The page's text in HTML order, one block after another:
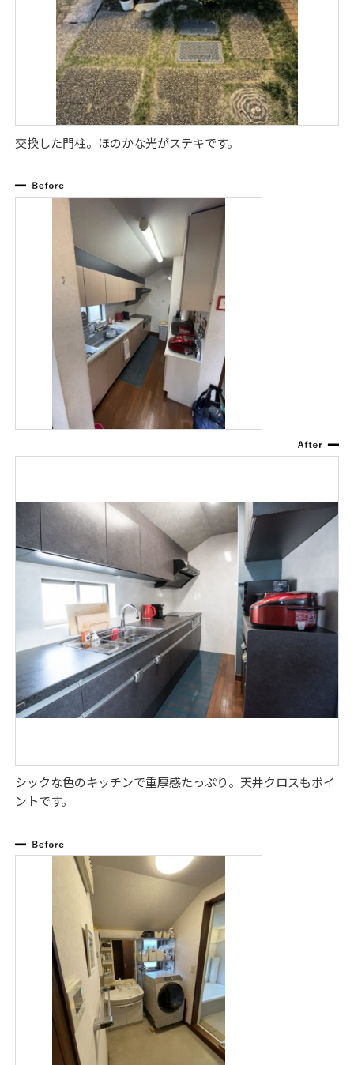
交換した門柱。ほのかな光がステキです。
シックな色のキッチンで重厚感たっぷり。天井クロスもポイ
ントです。